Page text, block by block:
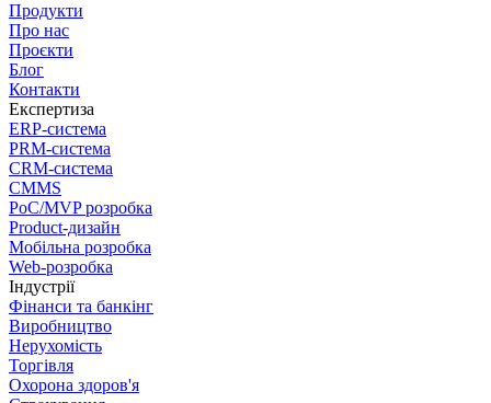
Продукти
Про нас
Проєкти
Блог
Контакти
Експертиза
ERP-система
PRM-система
CRM-система
CMMS
PoC/MVP розробка
Product-дизайн
Мобільна розробка
Web-розробка
Індустрії
Фінанси та банкінг
Виробництво
Нерухомість
Торгівля
Охорона здоров'я